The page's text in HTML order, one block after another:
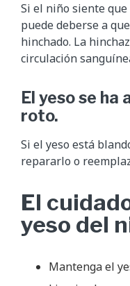
Si el niño siente
puede deberse a
hinchado. La
circulación
El yeso se ha
roto.
Si el yeso está
repararlo o
El
yeso del
Mantenga el